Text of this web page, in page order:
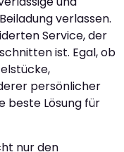
verlassen.
Service, der
ist. Egal, ob
persönlicher
beste Lösung für
nur den